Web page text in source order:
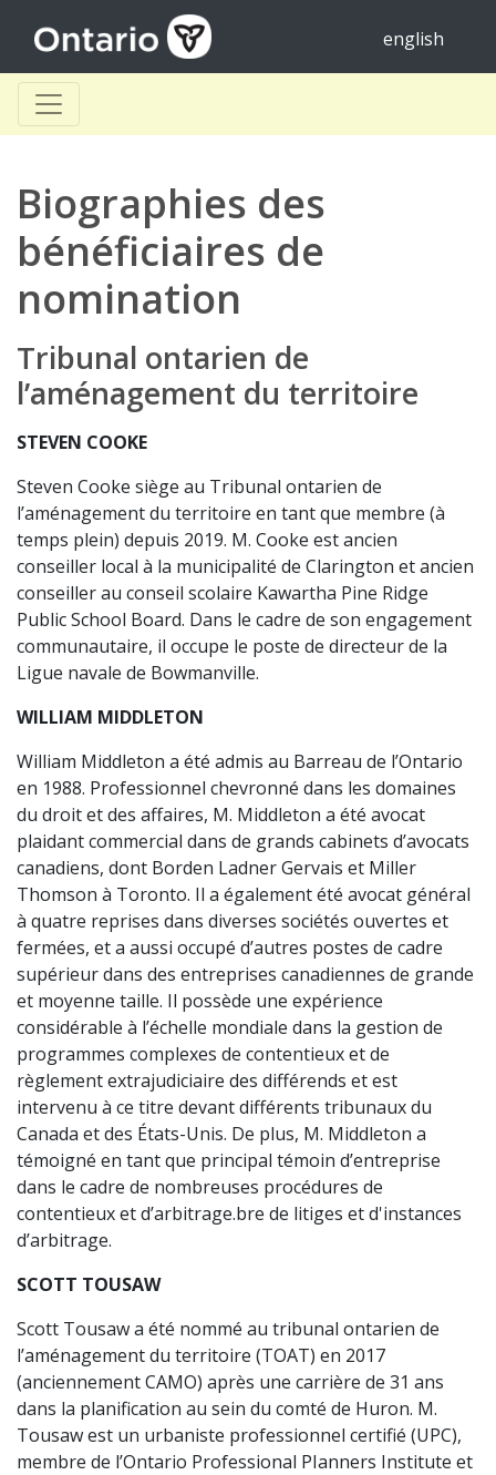
english
Biographies des
bénéficiaires de
nomination
Tribunal ontarien de
l’aménagement du territoire
STEVEN COOKE
Steven Cooke siège au Tribunal ontarien de
l’aménagement du territoire en tant que membre (à
temps plein) depuis 2019. M. Cooke est ancien
conseiller local à la municipalité de Clarington et ancien
conseiller au conseil scolaire Kawartha Pine Ridge
Public School Board. Dans le cadre de son engagement
communautaire, il occupe le poste de directeur de la
Ligue navale de Bowmanville.
WILLIAM MIDDLETON
William Middleton a été admis au Barreau de l’Ontario
en 1988. Professionnel chevronné dans les domaines
du droit et des affaires, M. Middleton a été avocat
plaidant commercial dans de grands cabinets d’avocats
canadiens, dont Borden Ladner Gervais et Miller
Thomson à Toronto. Il a également été avocat général
à quatre reprises dans diverses sociétés ouvertes et
fermées, et a aussi occupé d’autres postes de cadre
supérieur dans des entreprises canadiennes de grande
et moyenne taille. Il possède une expérience
considérable à l’échelle mondiale dans la gestion de
programmes complexes de contentieux et de
règlement extrajudiciaire des différends et est
intervenu à ce titre devant différents tribunaux du
Canada et des États-Unis. De plus, M. Middleton a
témoigné en tant que principal témoin d’entreprise
dans le cadre de nombreuses procédures de
contentieux et d’arbitrage.bre de litiges et d'instances
d’arbitrage.
SCOTT TOUSAW
Scott Tousaw a été nommé au tribunal ontarien de
l’aménagement du territoire (TOAT) en 2017
(anciennement CAMO) après une carrière de 31 ans
dans la planification au sein du comté de Huron. M.
Tousaw est un urbaniste professionnel certifié (UPC),
membre de l’Ontario Professional PIanners Institute et